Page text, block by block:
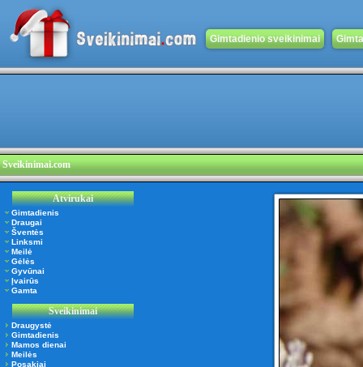
Gimtadienio sveikinimai
Sveikinimai.com
Atvirukai
Gimtadienis
Draugai
Šventės
Linksmi
Meilė
Gėlės
Gyvūnai
Įvairūs
Gamta
Sveikinimai
Draugystė
Gimtadienis
Mamos dienai
Meilės
Posakiai